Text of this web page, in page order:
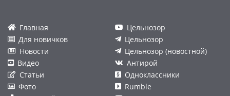
Главная
Для новичков
Новости
Видео
Статьи
Фото
Цельнозор
Цельнозор
Цельнозор (новостной)
Антирой
Одноклассники
Rumble